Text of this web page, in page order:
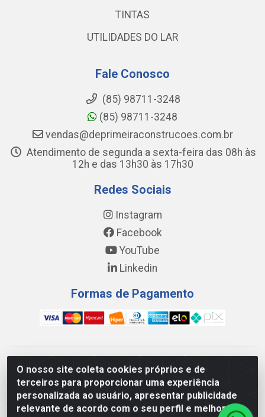
O nosso site coleta cookies próprios e de
terceiros para proporcionar uma experiência
personalizada ao usuário, apresentar publicidade
relevante de acordo com o seu perfil e melhorar a
TINTAS
UTILIDADES DO LAR
Fale Conosco
(85) 98711-3248
(85) 98711-3248
vendas@deprimeiraconstrucoes.com.br
Atendimento de segunda a sexta-feira das 08h às
12h e das 13h30 às 17h30
Redes Sociais
Instagram
Facebook
YouTube
Linkedin
Formas de Pagamento
WING DISTRIBUIDORA COMÉRCIO E LOGÍSTICA DE MATERIAL
DE CONSTRUÇÕES LTDA - AV. DA INTEGRAÇÃO, 790 -
PATRÍCIA GOMES, CAUCAIA/CE - CEP 61.604-505 - CNPJ
17.523.384/0001-20